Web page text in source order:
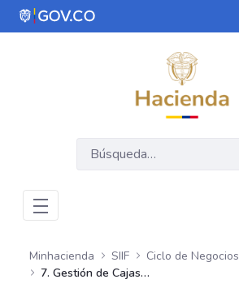
Saltar al contenido principal
Abrir menú de accesibilidad
Minhacienda SIIF
Ciclo de Negocios
7. Gestión de Cajas Menores